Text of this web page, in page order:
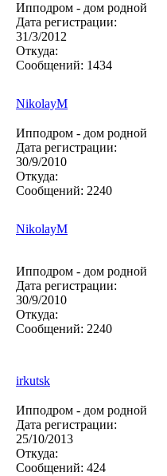
Ипподром - дом родной
Дата регистрации:
31/3/2012
Откуда:
Сообщений: 1434
NikolayM
Ипподром - дом родной
Дата регистрации:
30/9/2010
Откуда:
Сообщений: 2240
NikolayM
Ипподром - дом родной
Дата регистрации:
30/9/2010
Откуда:
Сообщений: 2240
irkutsk
Ипподром - дом родной
Дата регистрации:
25/10/2013
Откуда:
Сообщений: 424